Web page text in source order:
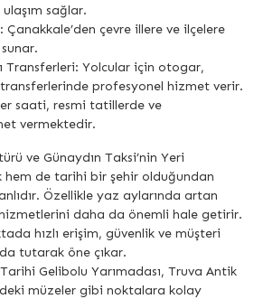
sağlar.
Çanakkale’den çevre illere ve ilçelere
Transferleri: Yolcular için otogar,
profesyonel hizmet verir.
saati, resmi tatillerde ve
vermektedir.
ve Günaydın Taksi’nin Yeri
hem de tarihi bir şehir olduğundan
Özellikle yaz aylarında artan
daha da önemli hale getirir.
hızlı erişim, güvenlik ve müşteri
tutarak öne çıkar.
Gelibolu Yarımadası, Truva Antik
müzeler gibi noktalara kolay